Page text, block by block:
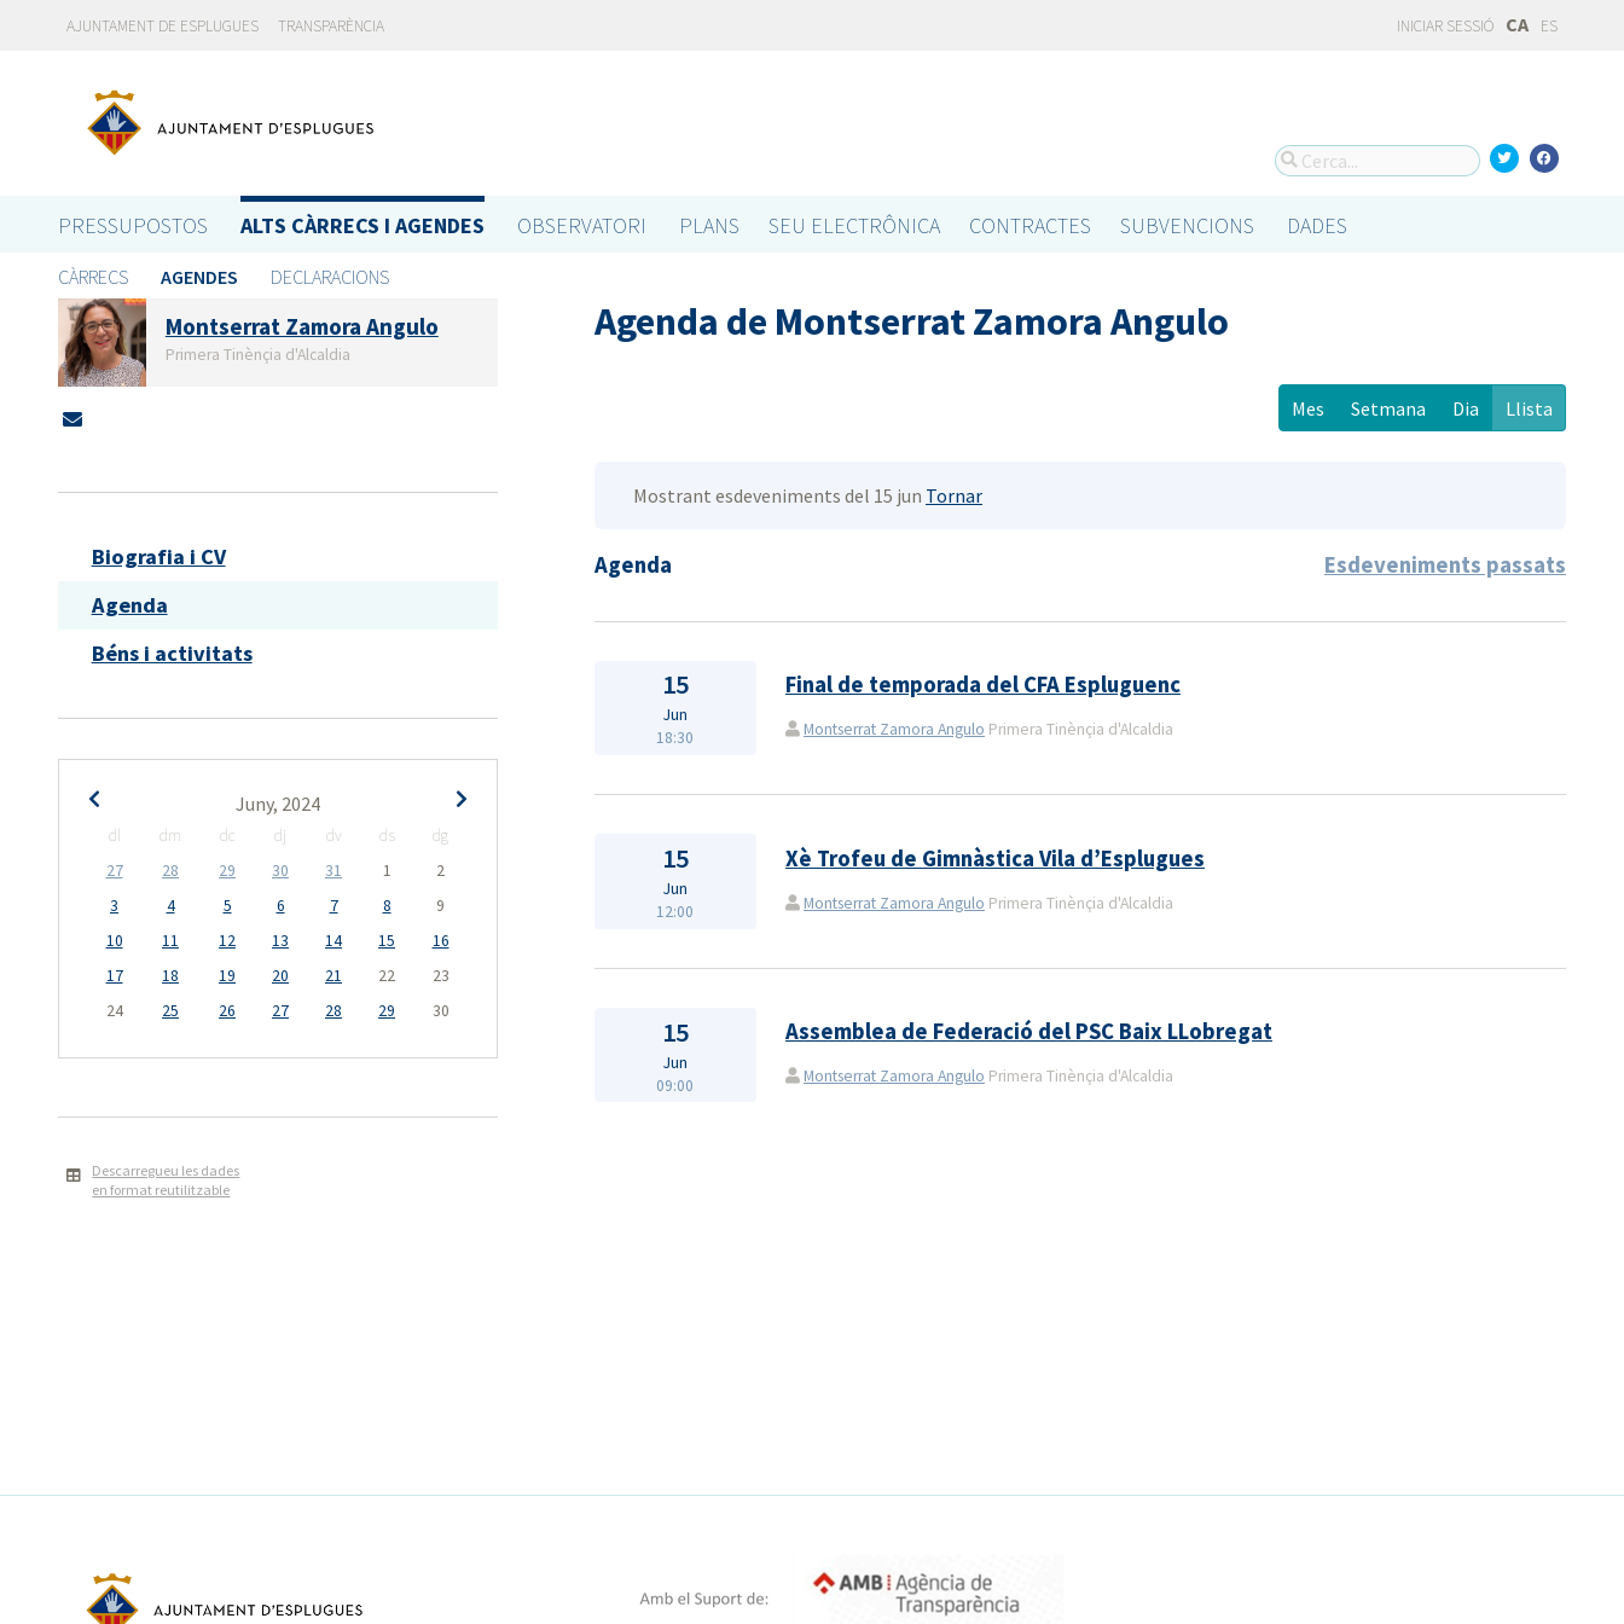
AJUNTAMENT DE ESPLUGUES TRANSPARÈNCIA INICIAR SESSIÓ CA ES
PRESSUPOSTOS ALTS CÀRRECS I AGENDES OBSERVATORI PLANS SEU ELECTRÔNICA CONTRACTES SUBVENCIONS DADES
CÀRRECS AGENDES DECLARACIONS
Montserrat Zamora Angulo
Primera Tinènçia d'Alcaldia
Biografia i CV
Agenda
Béns i activitats
Juny, 2024
dl dm dc dj dv ds
dg
27
28 29 30 31 1
2
3
4 5 6 7 8
9
10
11 12 13 14 15
16
17
18 19 20 21 22
23
24
25 26 27 28 29 30
Descarregueu les dades
en format reutilitzable
Agenda de Montserrat Zamora Angulo
Mes Setmana Dia Llista
Mostrant esdeveniments del 15 jun Tornar
Agenda Esdeveniments passats
15
Jun
18:30
Final de temporada del CFA Espluguenc
Montserrat Zamora Angulo Primera Tinènçia d'Alcaldia
15
Jun
12:00
Xè Trofeu de Gimnàstica Vila d’Esplugues
Montserrat Zamora Angulo Primera Tinènçia d'Alcaldia
15
Jun
09:00
Assemblea de Federació del PSC Baix LLobregat
Montserrat Zamora Angulo Primera Tinènçia d'Alcaldia